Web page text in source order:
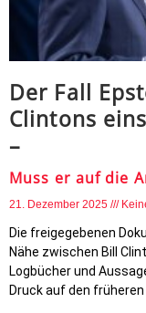
Der Fall
Clintons
–
Muss er auf die
21. Dezember 2025
Die freigegebenen
Nähe zwischen Bill
Logbücher und
Druck auf den